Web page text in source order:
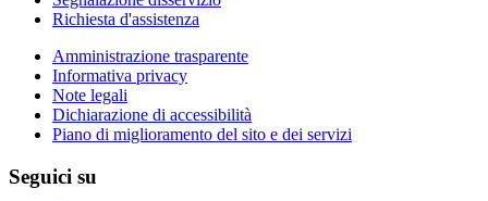
Richiesta d'assistenza
Amministrazione trasparente
Informativa privacy
Note legali
Dichiarazione di accessibilità
Piano di miglioramento del sito e dei servizi
Seguici su